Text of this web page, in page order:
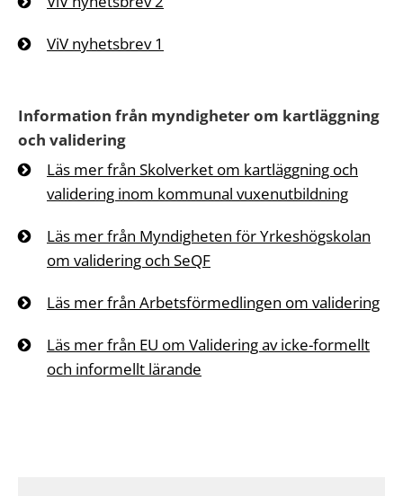
ViV nyhetsbrev 1
Information från myndigheter om kartläggning
och validering
Läs mer från Skolverket om kartläggning och
validering inom kommunal vuxenutbildning
Läs mer från Myndigheten för Yrkeshögskolan
om validering och SeQF
Läs mer från Arbetsförmedlingen om validering
Läs mer från EU om Validering av icke-formellt
och informellt lärande